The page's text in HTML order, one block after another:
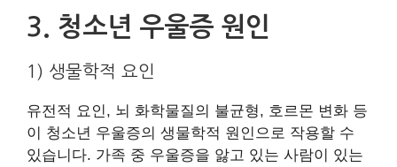
3. 청소년 우울증 원인
1) 생물학적 요인
유전적 요인, 뇌 화학물질의 불균형, 호르몬 변화 등
이 청소년 우울증의 생물학적 원인으로 작용할 수
있습니다. 가족 중 우울증을 앓고 있는 사람이 있는